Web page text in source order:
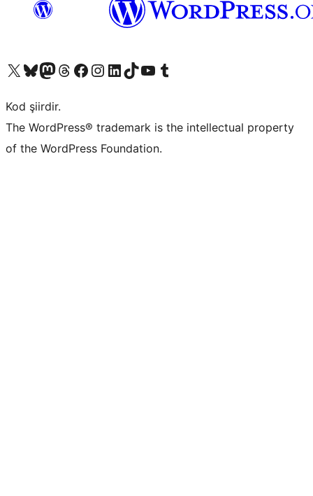
X (eski Twitter) hesabımıza bakın
Bluesky hesabımızı ziyaret edinMastodon hesabımızı ziyaret edinThreads hesabımızı ziyaret edinFacebook sayfamızı ziyaret edinInstagram hesabımızı ziyaret edinLinkedIn hesabımızı ziyaret edinTikTok hesabımızı ziyaret edinYouTube kanalımızı ziyaret edinTumblr hesabımızı ziyaret edin
Kod şiirdir.
The WordPress® trademark is the intellectual property
of the WordPress Foundation.